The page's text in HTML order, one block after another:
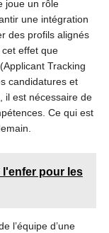
joue un rôle
une intégration
des profils alignés
effet que
Tracking
candidatures et
il est nécessaire de
Ce qui est
l'enfer pour les
l’équipe d’une